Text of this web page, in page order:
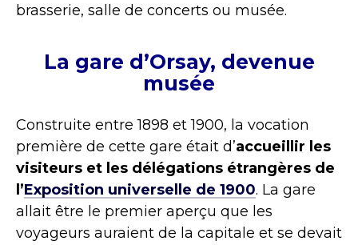
brasserie, salle de concerts ou musée.
La gare d’Orsay, devenue
musée
Construite entre 1898 et 1900, la vocation
première de cette gare était d’accueillir les
visiteurs et les délégations étrangères de
l’Exposition universelle de 1900. La gare
allait être le premier aperçu que les
voyageurs auraient de la capitale et se devait